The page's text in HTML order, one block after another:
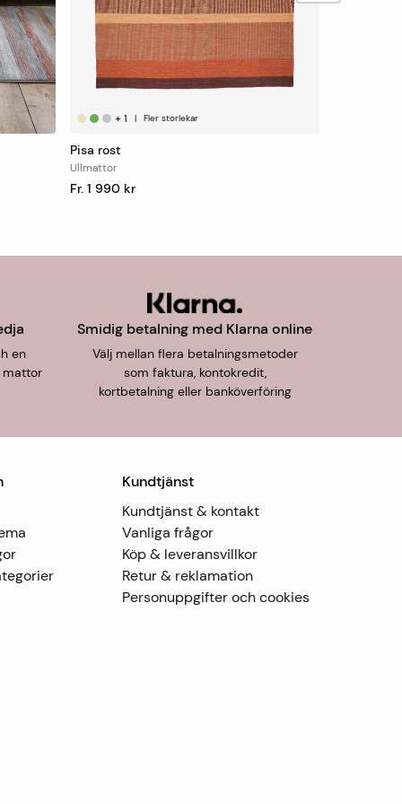
+1 | Fler storlekar
Pisa rost
Ullmattor
Fr. 1 990 kr
en
mattor
Smidig betalning med Klarna online
Välj mellan flera betalningsmetoder
som faktura, kontokredit,
kortbetalning eller banköverföring
Kundtjänst
Kundtjänst & kontakt
Vanliga frågor
Köp & leveransvillkor
Retur & reklamation
Personuppgifter och cookies